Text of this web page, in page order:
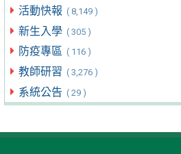
活動快報 ( 8,149 )
新生入學 ( 305 )
防疫專區 ( 116 )
教師研習 ( 3,276 )
系統公告 ( 29 )